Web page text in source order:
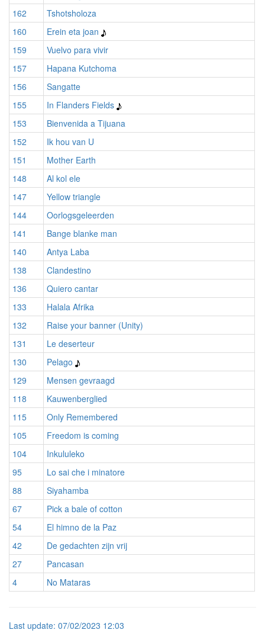
162
Tshotsholoza
160
Erein eta joan
159
Vuelvo para vivir
157
Hapana Kutchoma
156
Sangatte
155
In Flanders Fields
153
Bienvenida a Tijuana
152
Ik hou van U
151
Mother Earth
148
Al kol ele
147
Yellow triangle
144
Oorlogsgeleerden
141
Bange blanke man
140
Antya Laba
138
Clandestino
136
Quiero cantar
133
Halala Afrika
132
Raise your banner (Unity)
131
Le deserteur
130
Pelago
129
Mensen gevraagd
118
Kauwenberglied
115
Only Remembered
105
Freedom is coming
104
Inkululeko
95
Lo sai che i minatore
88
Siyahamba
67
Pick a bale of cotton
54
El himno de la Paz
42
De gedachten zijn vrij
27
Pancasan
4
No Mataras
Last update: 07/02/2023 12:03